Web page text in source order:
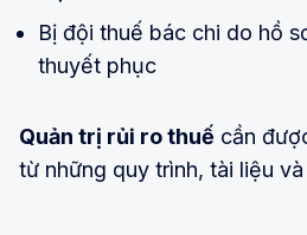
Bị đội thuế bác chi do hồ
thuyết phục
Quản trị rủi ro thuế cần
từ những quy trình, tài liệu